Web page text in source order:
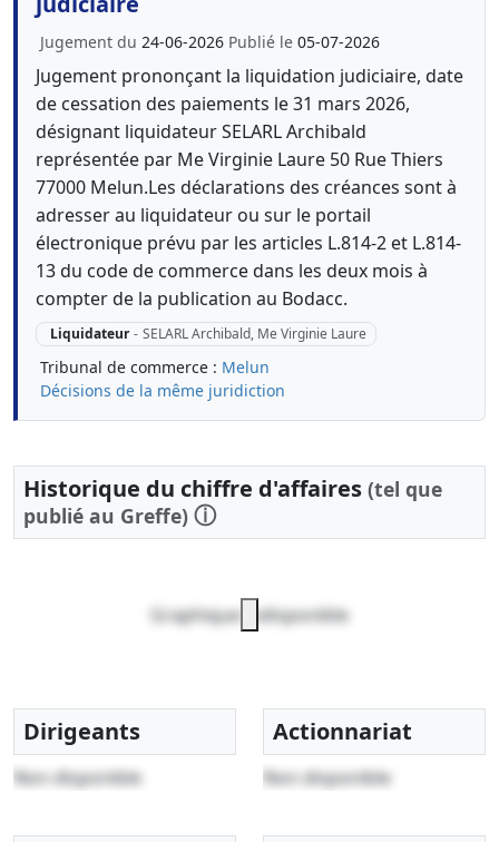
Jugement du 24-06-2026 Publié le 05-07-2026
Jugement prononçant la liquidation judiciaire, date
de cessation des paiements le 31 mars 2026,
désignant liquidateur SELARL Archibald
représentée par Me Virginie Laure 50 Rue Thiers
77000 Melun.Les déclarations des créances sont à
adresser au liquidateur ou sur le portail
électronique prévu par les articles L.814-2 et L.814-
13 du code de commerce dans les deux mois à
compter de la publication au Bodacc.
Liquidateur - SELARL Archibald, Me Virginie Laure
Tribunal de commerce : Melun
Décisions de la même juridiction
Historique du chiffre d'affaires (tel que
publié au Greffe) ⓘ
Graphique indisponible
Dirigeants
Non disponible
Actionnariat
Non disponible